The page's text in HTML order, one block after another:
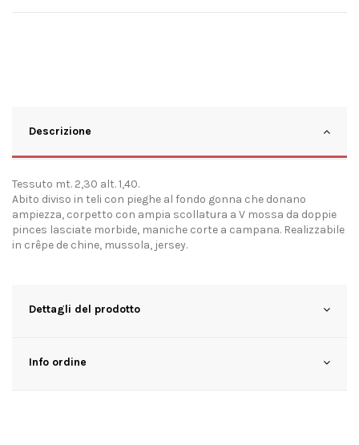
Descrizione
Tessuto mt. 2,30 alt. 1,40.
Abito diviso in teli con pieghe al fondo gonna che donano
ampiezza, corpetto con ampia scollatura a V mossa da doppie
pinces lasciate morbide, maniche corte a campana. Realizzabile
in crêpe de chine, mussola, jersey.
Dettagli del prodotto
Info ordine